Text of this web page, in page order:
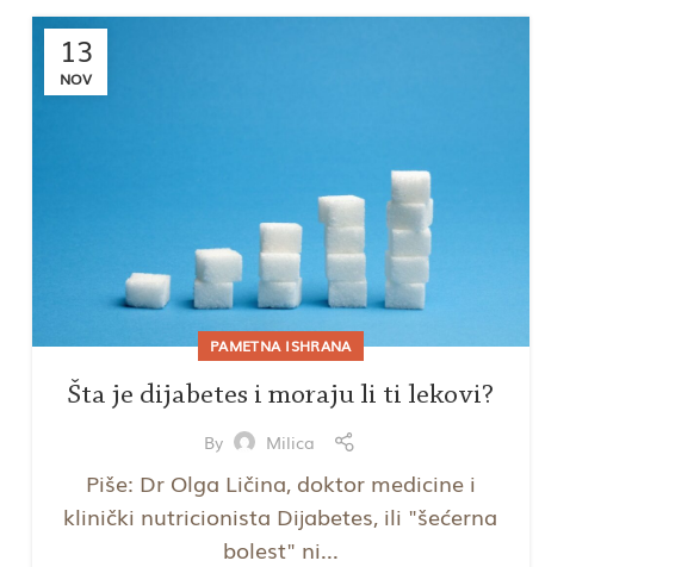
13
NOV
PAMETNA ISHRANA
Šta je dijabetes i moraju li ti lekovi?
By Milica
Piše: Dr Olga Ličina, doktor medicine i
klinički nutricionista Dijabetes, ili "šećerna
bolest" ni...